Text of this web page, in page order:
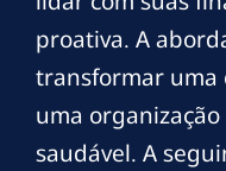
proativa. A
transformar uma
uma
saudável. A